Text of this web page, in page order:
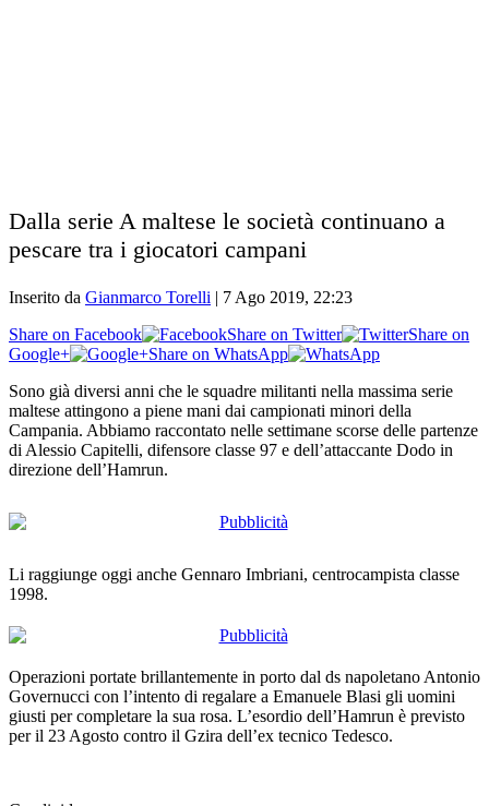
Dalla serie A maltese le società continuano a
pescare tra i giocatori campani
Inserito da Gianmarco Torelli | 7 Ago 2019, 22:23
Share on Facebook
Share on Twitter
Share on
Google+
Share on WhatsApp
Sono già diversi anni che le squadre militanti nella massima serie
maltese attingono a piene mani dai campionati minori della
Campania. Abbiamo raccontato nelle settimane scorse delle partenze
di Alessio Capitelli, difensore classe 97 e dell’attaccante Dodo in
direzione dell’Hamrun.
Li raggiunge oggi anche Gennaro Imbriani, centrocampista classe
1998.
Operazioni portate brillantemente in porto dal ds napoletano Antonio
Governucci con l’intento di regalare a Emanuele Blasi gli uomini
giusti per completare la sua rosa. L’esordio dell’Hamrun è previsto
per il 23 Agosto contro il Gzira dell’ex tecnico Tedesco.